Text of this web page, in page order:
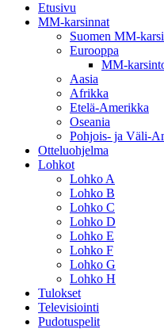
Etusivu
MM-karsinnat
Suomen MM-
Eurooppa
MM-
Aasia
Afrikka
Etelä-Amerikka
Oseania
Pohjois- ja Väli-
Otteluohjelma
Lohkot
Lohko A
Lohko B
Lohko C
Lohko D
Lohko E
Lohko F
Lohko G
Lohko H
Tulokset
Televisiointi
Pudotuspelit